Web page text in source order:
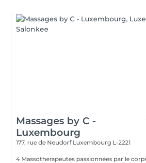
Massages by C -
Luxembourg
177, rue de Neudorf Luxembourg L-2221
4 Massotherapeutes passionnées par le